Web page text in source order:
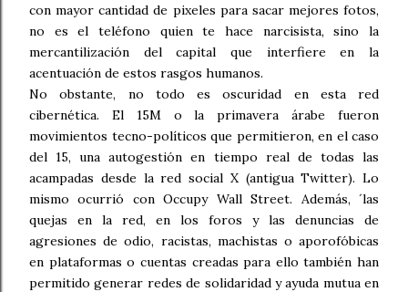
con mayor cantidad de pixeles para sacar mejores fotos,
no es el teléfono quien te hace narcisista, sino la
mercantilización del capital que interfiere en la
acentuación de estos rasgos humanos.
No obstante, no todo es oscuridad en esta red
cibernética. El 15M o la primavera árabe fueron
movimientos tecno-políticos que permitieron, en el caso
del 15, una autogestión en tiempo real de todas las
acampadas desde la red social X (antigua Twitter). Lo
mismo ocurrió con Occupy Wall Street. Además, ´las
quejas en la red, en los foros y las denuncias de
agresiones de odio, racistas, machistas o aporofóbicas
en plataformas o cuentas creadas para ello también han
permitido generar redes de solidaridad y ayuda mutua en